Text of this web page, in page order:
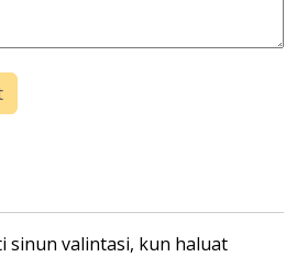
sinun valintasi, kun haluat